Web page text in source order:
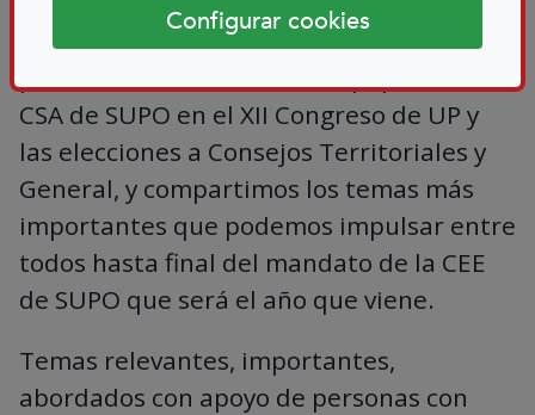
Configurar cookies
Y también mirando hacia el futuro
CSA de SUPO en el XII Congreso de UP y
las elecciones a Consejos Territoriales y
General, y compartimos los temas más
importantes que podemos impulsar entre
todos hasta final del mandato de la CEE
de SUPO que será el año que viene.
Temas relevantes, importantes,
abordados con apoyo de personas con